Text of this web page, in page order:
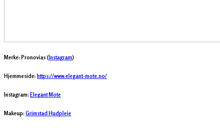
Merke: Pronovias ( Instagram)
Hjemmeside: https://www.elegant-mote.no/
Instagram: Elegant Mote
Makeup: Grimstad Hudpleie